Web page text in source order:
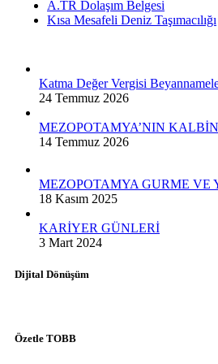
A.TR Dolaşım Belgesi
Kısa Mesafeli Deniz Taşımacılığı
Katma Değer Vergisi
24 Temmuz 2026
MEZOPOTAMYA’NIN
14 Temmuz 2026
MEZOPOTAMYA GURME VE
18 Kasım 2025
KARİYER GÜNLERİ
3 Mart 2024
Dijital Dönüşüm
Özetle TOBB